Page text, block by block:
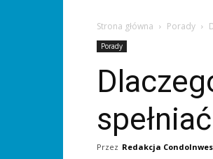
Strona główna Porady
Porady
Przez Redakcja